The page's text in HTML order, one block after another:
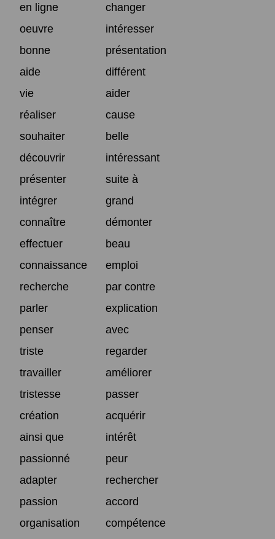
en ligne
changer
oeuvre
intéresser
bonne
présentation
aide
différent
vie
aider
réaliser
cause
souhaiter
belle
découvrir
intéressant
présenter
suite à
intégrer
grand
connaître
démonter
effectuer
beau
connaissance
emploi
recherche
par contre
parler
explication
penser
avec
triste
regarder
travailler
améliorer
tristesse
passer
création
acquérir
ainsi que
intérêt
passionné
peur
adapter
rechercher
passion
accord
organisation
compétence